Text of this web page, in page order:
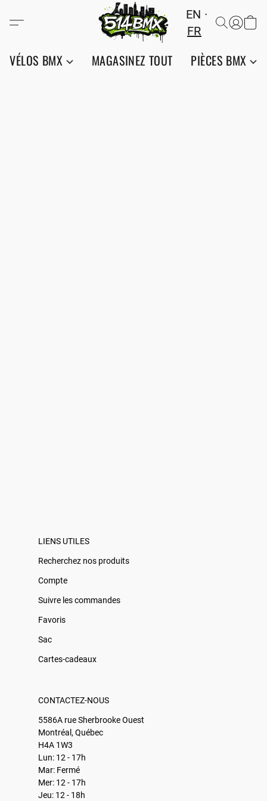
EN
FR
VÉLOS BMX MAGASINEZ TOUT PIÈCES BMX
LIENS UTILES
Recherchez nos produits
Compte
Suivre les commandes
Favoris
Sac
Cartes-cadeaux
CONTACTEZ-NOUS
5586A rue Sherbrooke Ouest
Montréal, Québec
H4A 1W3
Lun: 12 - 17h
Mar: Fermé
Mer: 12 - 17h
Jeu: 12 - 18h